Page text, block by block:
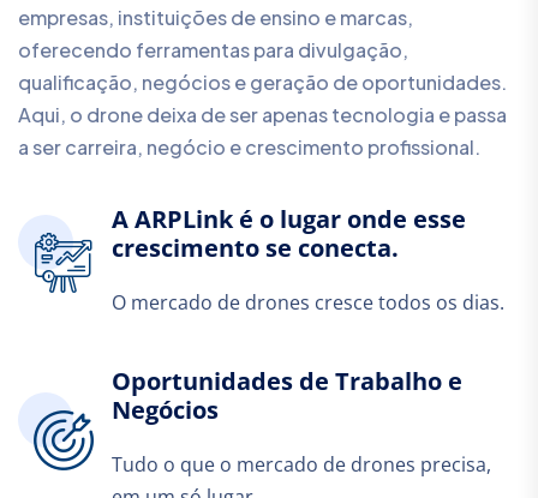
empresas, instituições de ensino e marcas,
oferecendo ferramentas para divulgação,
qualificação, negócios e geração de oportunidades.
Aqui, o drone deixa de ser apenas tecnologia e passa
a ser carreira, negócio e crescimento profissional.
A ARPLink é o lugar onde esse
crescimento se conecta.
O mercado de drones cresce todos os dias.
Oportunidades de Trabalho e
Negócios
Tudo o que o mercado de drones precisa,